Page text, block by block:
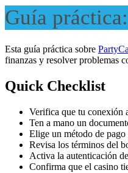
Guía
Esta guía práctica sobre
finanzas y resolver problemas
Quick Checklist
Verifica que tu conexión
Ten a mano un
Elige un método de pago
Revisa los términos del
Activa la autenticación
Confirma que el casino